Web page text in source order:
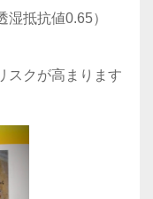
抵抗値0.65）
スクが高まります